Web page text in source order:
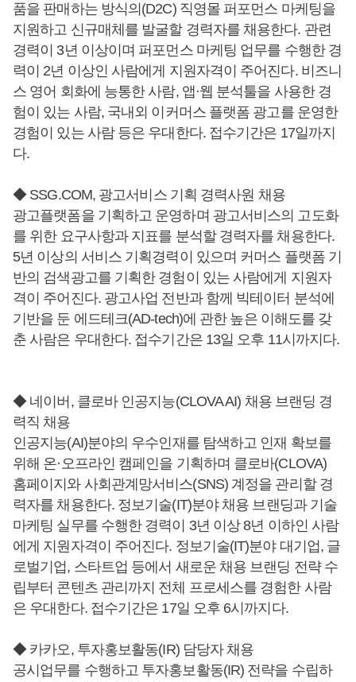
품을 판매하는 방식의(D2C) 직영몰 퍼포먼스 마케팅을
지원하고 신규매체를 발굴할 경력자를 채용한다. 관련
경력이 3년 이상이며 퍼포먼스 마케팅 업무를 수행한 경
력이 2년 이상인 사람에게 지원자격이 주어진다. 비즈니
스 영어 회화에 능통한 사람, 앱·웹 분석툴을 사용한 경
험이 있는 사람, 국내외 이커머스 플랫폼 광고를 운영한
경험이 있는 사람 등은 우대한다. 접수기간은 17일까지
다.
◆ SSG.COM, 광고서비스 기획 경력사원 채용
광고플랫폼을 기획하고 운영하며 광고서비스의 고도화
를 위한 요구사항과 지표를 분석할 경력자를 채용한다.
5년 이상의 서비스 기획경력이 있으며 커머스 플랫폼 기
반의 검색광고를 기획한 경험이 있는 사람에게 지원자
격이 주어진다. 광고사업 전반과 함께 빅테이터 분석에
기반을 둔 에드테크(AD-tech)에 관한 높은 이해도를 갖
춘 사람은 우대한다. 접수기간은 13일 오후 11시까지다.
◆ 네이버, 클로바 인공지능(CLOVA AI) 채용 브랜딩 경
력직 채용
인공지능(AI)분야의 우수인재를 탐색하고 인재 확보를
위해 온·오프라인 캠페인을 기획하며 클로바(CLOVA)
홈페이지와 사회관계망서비스(SNS) 계정을 관리할 경
력자를 채용한다. 정보기술(IT)분야 채용 브랜딩과 기술
마케팅 실무를 수행한 경력이 3년 이상 8년 이하인 사람
에게 지원자격이 주어진다. 정보기술(IT)분야 대기업, 글
로벌기업, 스타트업 등에서 새로운 채용 브랜딩 전략 수
립부터 콘텐츠 관리까지 전체 프로세스를 경험한 사람
은 우대한다. 접수기간은 17일 오후 6시까지다.
◆ 카카오, 투자홍보활동(IR) 담당자 채용
공시업무를 수행하고 투자홍보활동(IR) 전략을 수립하